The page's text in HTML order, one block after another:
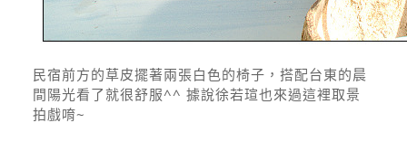
民宿前方的草皮擺著兩張白色的椅子，搭配台東的晨
間陽光看了就很舒服^^ 據說徐若瑄也來過這裡取景
拍戲唷~